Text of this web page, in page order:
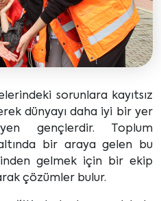
sorunlara kayıtsız
dünyayı daha iyi bir yer
gençlerdir. Toplum
bir araya gelen bu
gelmek için bir ekip
çözümler bulur.